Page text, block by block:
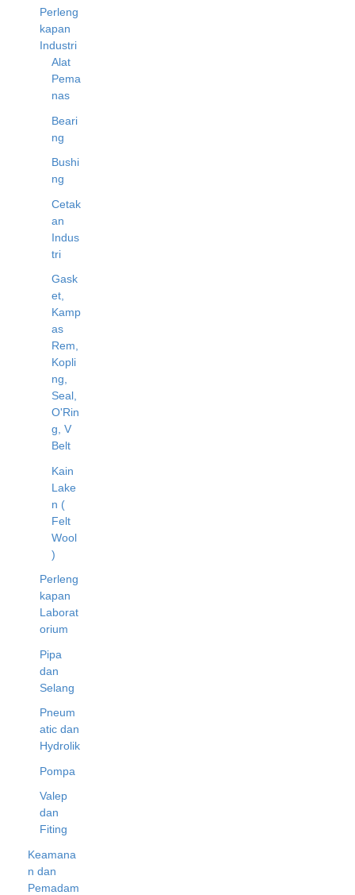
Perleng
kapan
Industri
Alat
Pema
nas
Beari
ng
Bushi
ng
Cetak
an
Indus
tri
Gask
et,
Kamp
as
Rem,
Kopli
ng,
Seal,
O'Rin
g, V
Belt
Kain
Lake
n (
Felt
Wool
)
Perleng
kapan
Laborat
orium
Pipa
dan
Selang
Pneum
atic dan
Hydrolik
Pompa
Valep
dan
Fiting
Keamana
n dan
Pemadam